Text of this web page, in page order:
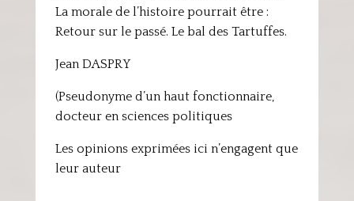
La morale de l’histoire pourrait être :
Retour sur le passé. Le bal des Tartuffes.
Jean DASPRY
(Pseudonyme d’un haut fonctionnaire,
docteur en sciences politiques
Les opinions exprimées ici n’engagent que
leur auteur